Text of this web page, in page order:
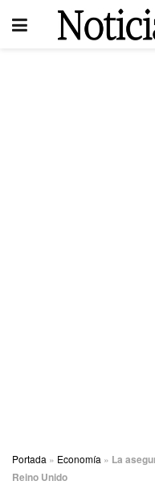
Portada » Economía » La
Reino Unido